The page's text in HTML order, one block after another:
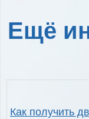
Ещё
Как получить